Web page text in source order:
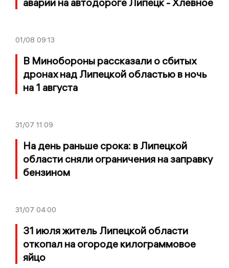
01/08 09:13
В Минобороны рассказали о сбитых
дронах над Липецкой областью в ночь
на 1 августа
31/07 11:09
На день раньше срока: в Липецкой
области сняли ограничения на заправку
бензином
31/07 04:00
31 июля житель Липецкой области
откопал на огороде килограммовое
яйцо